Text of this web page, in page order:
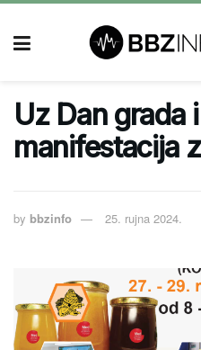
Uz Dan grada
manifestacija
by bbzinfo 25. rujna 2024.